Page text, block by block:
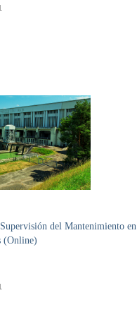
del Mantenimiento en
(Online)